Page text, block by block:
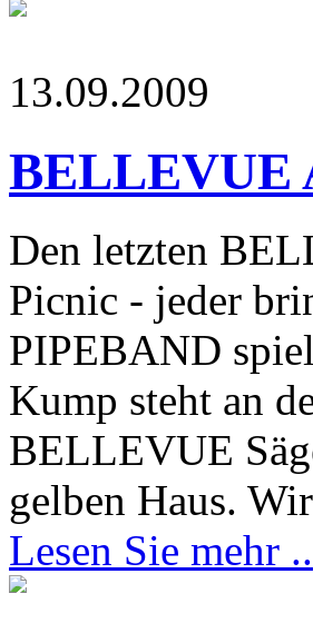
13.09.2009
BELLEVUE
Den letzten
Picnic - jeder
PIPEBAND
Kump steht an
BELLEVUE
gelben Haus.
Lesen Sie mehr ..